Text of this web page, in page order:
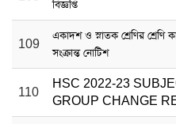
বিজ্ঞপ্তি
109
একাদশ ও স্নাতক শ্রেণির শ্রেণি
সংক্রান্ত নোটিশ
110
HSC 2022-23
GROUP CHANGE